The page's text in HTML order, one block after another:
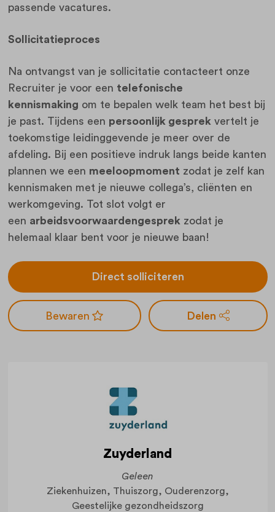
passende vacatures.
Sollicitatieproces
Na ontvangst van je sollicitatie contacteert onze
Recruiter je voor een telefonische
kennismaking om te bepalen welk team het best bij
je past. Tijdens een persoonlijk gesprek vertelt je
toekomstige leidinggevende je meer over de
afdeling. Bij een positieve indruk langs beide kanten
plannen we een meeloopmoment zodat je zelf kan
kennismaken met je nieuwe collega’s, cliënten en
werkomgeving. Tot slot volgt er
een arbeidsvoorwaardengesprek zodat je
helemaal klaar bent voor je nieuwe baan!
Direct solliciteren
Delen
Zuyderland
Geleen
Ziekenhuizen, Thuiszorg, Ouderenzorg,
Geestelijke gezondheidszorg